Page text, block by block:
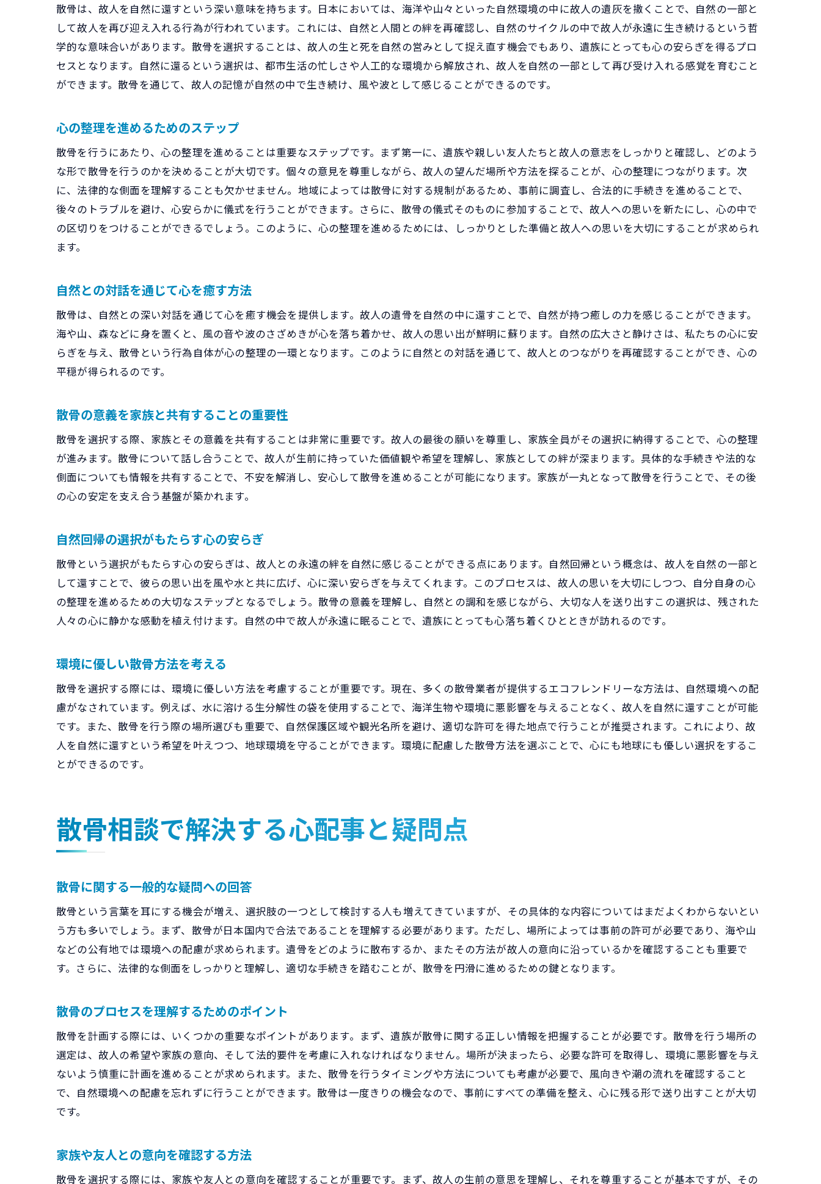
心配事を軽減するための準備と対応
信頼できる相談相手の選び方
相談を通じて心を整理するためのアプローチ
散骨の適切なエチケットとその重要性
周囲の人々への配慮と敬意を払う方法
宗教的・文化的背景を尊重するための心得
散骨後のフォローアップの重要性
エチケットを守ることで得られる心の安定
散骨を行う上で知っておくべき法律のポイント
法律を遵守することで得られる安心感
散骨に関する法的相談先の選び方
法律を知ることで得る安心と安全
故人の思いを形にする散骨プランの作成
意志を尊重するための散骨場所の選定
自然散策を通じた心の癒しのプロセス
緑豊かな場所で感じる故人とのつながり
自然を背景にした追悼のアイデア
散骨の選択がもたらす心の癒しと向き合い方
心の癒しを促進するための散骨の効果
散骨を通じて心を解放するプロセス
自然の中で故人を感じることで得られる平穏
心に寄り添う散骨の相談プロセスとその意義
相談を通じて得られる安心感と信頼
家族との対話を通じて進める散骨準備
心に寄り添う相談がもたらす心の平穏
散骨は、故人を自然に還すという深い意味を持ちます。日本においては、海洋や山々といった自然環境の中に故人の遺灰を撒くことで、自然の一部と
して故人を再び迎え入れる行為が行われています。これには、自然と人間との絆を再確認し、自然のサイクルの中で故人が永遠に生き続けるという哲
学的な意味合いがあります。散骨を選択することは、故人の生と死を自然の営みとして捉え直す機会でもあり、遺族にとっても心の安らぎを得るプロ
セスとなります。自然に還るという選択は、都市生活の忙しさや人工的な環境から解放され、故人を自然の一部として再び受け入れる感覚を育むこと
ができます。散骨を通じて、故人の記憶が自然の中で生き続け、風や波として感じることができるのです。
心の整理を進めるためのステップ
散骨を行うにあたり、心の整理を進めることは重要なステップです。まず第一に、遺族や親しい友人たちと故人の意志をしっかりと確認し、どのよう
な形で散骨を行うのかを決めることが大切です。個々の意見を尊重しながら、故人の望んだ場所や方法を探ることが、心の整理につながります。次
に、法律的な側面を理解することも欠かせません。地域によっては散骨に対する規制があるため、事前に調査し、合法的に手続きを進めることで、
後々のトラブルを避け、心安らかに儀式を行うことができます。さらに、散骨の儀式そのものに参加することで、故人への思いを新たにし、心の中で
の区切りをつけることができるでしょう。このように、心の整理を進めるためには、しっかりとした準備と故人への思いを大切にすることが求められ
ます。
自然との対話を通じて心を癒す方法
散骨は、自然との深い対話を通じて心を癒す機会を提供します。故人の遺骨を自然の中に還すことで、自然が持つ癒しの力を感じることができます。
海や山、森などに身を置くと、風の音や波のさざめきが心を落ち着かせ、故人の思い出が鮮明に蘇ります。自然の広大さと静けさは、私たちの心に安
らぎを与え、散骨という行為自体が心の整理の一環となります。このように自然との対話を通じて、故人とのつながりを再確認することができ、心の
平穏が得られるのです。
散骨の意義を家族と共有することの重要性
散骨を選択する際、家族とその意義を共有することは非常に重要です。故人の最後の願いを尊重し、家族全員がその選択に納得することで、心の整理
が進みます。散骨について話し合うことで、故人が生前に持っていた価値観や希望を理解し、家族としての絆が深まります。具体的な手続きや法的な
側面についても情報を共有することで、不安を解消し、安心して散骨を進めることが可能になります。家族が一丸となって散骨を行うことで、その後
の心の安定を支え合う基盤が築かれます。
自然回帰の選択がもたらす心の安らぎ
散骨という選択がもたらす心の安らぎは、故人との永遠の絆を自然に感じることができる点にあります。自然回帰という概念は、故人を自然の一部と
して還すことで、彼らの思い出を風や水と共に広げ、心に深い安らぎを与えてくれます。このプロセスは、故人の思いを大切にしつつ、自分自身の心
の整理を進めるための大切なステップとなるでしょう。散骨の意義を理解し、自然との調和を感じながら、大切な人を送り出すこの選択は、残された
人々の心に静かな感動を植え付けます。自然の中で故人が永遠に眠ることで、遺族にとっても心落ち着くひとときが訪れるのです。
環境に優しい散骨方法を考える
散骨を選択する際には、環境に優しい方法を考慮することが重要です。現在、多くの散骨業者が提供するエコフレンドリーな方法は、自然環境への配
慮がなされています。例えば、水に溶ける生分解性の袋を使用することで、海洋生物や環境に悪影響を与えることなく、故人を自然に還すことが可能
です。また、散骨を行う際の場所選びも重要で、自然保護区域や観光名所を避け、適切な許可を得た地点で行うことが推奨されます。これにより、故
人を自然に還すという希望を叶えつつ、地球環境を守ることができます。環境に配慮した散骨方法を選ぶことで、心にも地球にも優しい選択をするこ
とができるのです。
散骨相談で解決する心配事と疑問点
散骨に関する一般的な疑問への回答
散骨という言葉を耳にする機会が増え、選択肢の一つとして検討する人も増えてきていますが、その具体的な内容についてはまだよくわからないとい
う方も多いでしょう。まず、散骨が日本国内で合法であることを理解する必要があります。ただし、場所によっては事前の許可が必要であり、海や山
などの公有地では環境への配慮が求められます。遺骨をどのように散布するか、またその方法が故人の意向に沿っているかを確認することも重要で
す。さらに、法律的な側面をしっかりと理解し、適切な手続きを踏むことが、散骨を円滑に進めるための鍵となります。
散骨のプロセスを理解するためのポイント
散骨を計画する際には、いくつかの重要なポイントがあります。まず、遺族が散骨に関する正しい情報を把握することが必要です。散骨を行う場所の
選定は、故人の希望や家族の意向、そして法的要件を考慮に入れなければなりません。場所が決まったら、必要な許可を取得し、環境に悪影響を与え
ないよう慎重に計画を進めることが求められます。また、散骨を行うタイミングや方法についても考慮が必要で、風向きや潮の流れを確認すること
で、自然環境への配慮を忘れずに行うことができます。散骨は一度きりの機会なので、事前にすべての準備を整え、心に残る形で送り出すことが大切
です。
家族や友人との意向を確認する方法
散骨を選択する際には、家族や友人との意向を確認することが重要です。まず、故人の生前の意思を理解し、それを尊重することが基本ですが、その